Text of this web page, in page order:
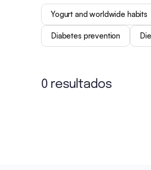
Yogurt and worldwide habits
Diabetes prevention
0 resultados